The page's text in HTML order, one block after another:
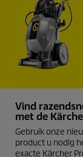
Vind
met de
Gebruik onze
product u nodig
exacte Kärcher